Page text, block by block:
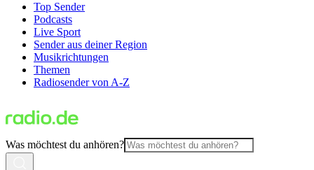
Top Sender
Podcasts
Live Sport
Sender aus deiner Region
Musikrichtungen
Themen
Radiosender von A-Z
Was möchtest du anhören?